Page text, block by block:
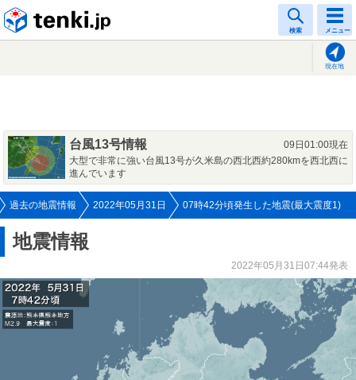
検索 メニュー
現在地
台風13号情報
09日01:00現在
大型で非常に強い台風13号が久米島の西北西約280kmを西北西に
進んでいます
過去の地震情報 2022年05月31日 07時42分頃発生した地震(最大震度1)
地震情報
2022年05月31日07:44発表